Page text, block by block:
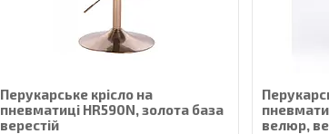
Перукарське крісло на
пневматиці HR590N, золота база
верестій
велюр,